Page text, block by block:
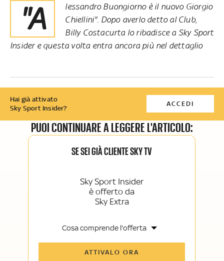
"Alessandro Buongiorno è il nuovo Giorgio
Chiellini". Dopo averlo detto al Club,
Billy Costacurta lo ribadisce a Sky Sport
Insider e questa volta entra ancora più nel dettaglio
Hai già attivato
Sky Sport Insider?
ACCEDI
PUOI CONTINUARE A LEGGERE L'ARTICOLO:
SE SEI GIÀ CLIENTE SKY TV
Sky Sport Insider
è offerto da
Sky Extra
Cosa comprende l'offerta
Sky TG24 Insider
ATTIVALO ORA